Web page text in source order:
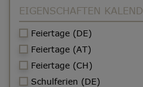
EIGENSCHAFTEN
Feiertage (DE)
Feiertage (AT)
Feiertage (CH)
Schulferien (DE)